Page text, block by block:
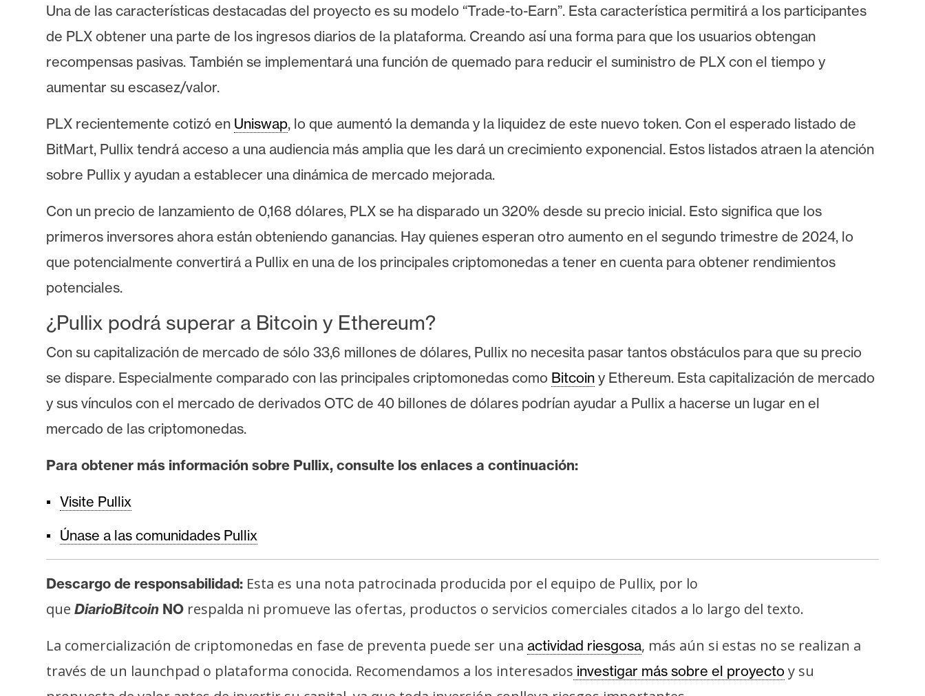
P
u
b
l
i
i
d
a
d
Una de las características destacadas del proyecto es su modelo “Trade-to-Earn”. Esta característica permitirá a los participantes
de PLX obtener una parte de los ingresos diarios de la plataforma. Creando así una forma para que los usuarios obtengan
recompensas pasivas. También se implementará una función de quemado para reducir el suministro de PLX con el tiempo y
aumentar su escasez/valor.
PLX recientemente cotizó en Uniswap, lo que aumentó la demanda y la liquidez de este nuevo token. Con el esperado listado de
BitMart, Pullix tendrá acceso a una audiencia más amplia que les dará un crecimiento exponencial. Estos listados atraen la atención
sobre Pullix y ayudan a establecer una dinámica de mercado mejorada.
Con un precio de lanzamiento de 0,168 dólares, PLX se ha disparado un 320% desde su precio inicial. Esto significa que los
primeros inversores ahora están obteniendo ganancias. Hay quienes esperan otro aumento en el segundo trimestre de 2024, lo
que potencialmente convertirá a Pullix en una de los principales criptomonedas a tener en cuenta para obtener rendimientos
potenciales.
¿Pullix podrá superar a Bitcoin y Ethereum?
Con su capitalización de mercado de sólo 33,6 millones de dólares, Pullix no necesita pasar tantos obstáculos para que su precio
se dispare. Especialmente comparado con las principales criptomonedas como Bitcoin y Ethereum. Esta capitalización de mercado
y sus vínculos con el mercado de derivados OTC de 40 billones de dólares podrían ayudar a Pullix a hacerse un lugar en el
mercado de las criptomonedas.
Para obtener más información sobre Pullix, consulte los enlaces a continuación:
Visite Pullix
Únase a las comunidades Pullix
Descargo de responsabilidad: Esta es una nota patrocinada producida por el equipo de Pullix, por lo
que DiarioBitcoin NO respalda ni promueve las ofertas, productos o servicios comerciales citados a lo largo del texto.
La comercialización de criptomonedas en fase de preventa puede ser una actividad riesgosa, más aún si estas no se realizan a
través de un launchpad o plataforma conocida. Recomendamos a los interesados investigar más sobre el proyecto y su